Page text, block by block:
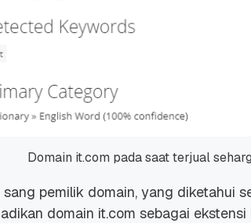
Domain it.com pada saat terjual
sang pemilik domain, yang diketahui
domain it.com sebagai ekstensi